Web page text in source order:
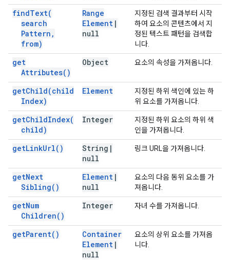
findText(
search
Pattern ,
from)
Range
Element |
null
지정된 검색 결과부터 시작
하여 요소의 콘텐츠에서 지
정된 텍스트 패턴을 검색합
니다.
get
Attributes( )
Object 요소의 속성을 가져옵니다.
getChild(child
Index)
Element
지정된 하위 색인에 있는 하
위 요소를 가져옵니다.
getChildIndex(
child)
Integer
지정된 하위 요소의 하위 색
인을 가져옵니다.
getLinkUrl( ) String |
null
링크 URL을 가져옵니다.
getNext
Sibling( )
Element |
null
요소의 다음 동위 요소를 가
져옵니다.
getNum
Children( )
Integer 자녀 수를 가져옵니다.
getParent( )
Container
Element |
null
요소의 상위 요소를 가져옵
니다.